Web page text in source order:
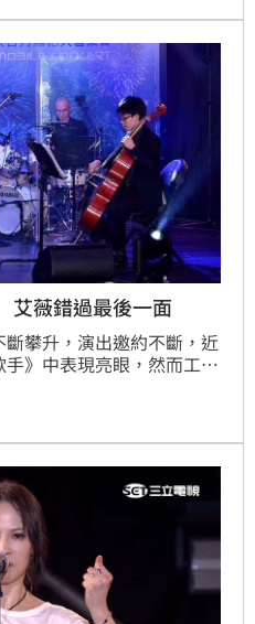
聲很期待。
薇錯過最後一面
攀升，演出邀約不斷，近
》中表現亮眼，然而工作
潭花火音樂會搶先體驗